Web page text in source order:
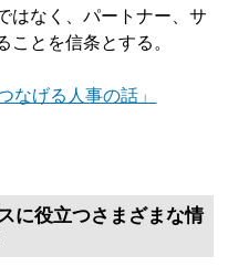
はなく、パートナー、サ
ことを信条とする。
なげる人事の話」
に役立つさまざまな情